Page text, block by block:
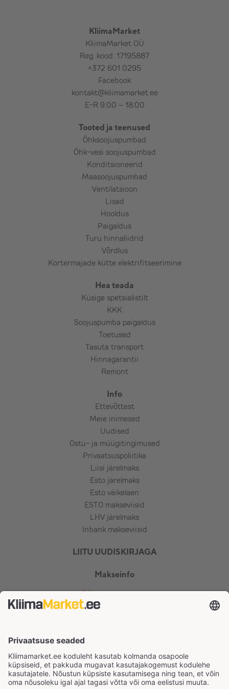
kondensatsiooniveevoolikut,
ühe (kuni 50 cm paksuse) seina läbimist,
v.a armeeritud betoon, maakivi, paas,
punane tellis jms (kokkuleppel),
elektertoidet: sise- või välisosa ligiduses
kuni 2,5 m kaugusel,
seadme põhifunktsioonide tutvustamist,
seadme testimist.
Lisatasu eest (vajadusel):
Välisosa maakinnitus ehk
õhksoojuspumba maaraam,
Kiviplaat välisosa alla,
Pikem torustik, pikem karbik,
Elektritoite toomine seadmeni,
Elektrikilpi automaadi paigaldus ja kaabli
Tõstuki kasutamine (kokkuleppel kuna
Teemantpuurimine – armeeritud betoon,
maakivi, paas, punane tellis jms
(kokkuleppel),
Lisamaterjalide vajaduse ja kulu selgitab
välja paigaldaja koostöös tellijaga. Reeglina
KliimaMarket
KliimaMarket OÜ
Reg. kood: 17195887
+372 601 0295
Facebook
kontakt@kliimamarket.ee
E-R 9:00 – 18:00
Tooted ja teenused
Õhksoojuspumbad
Õhk-vesi soojuspumbad
Konditsioneerid
Maasoojuspumbad
Ventilatsioon
Lisad
Hooldus
Paigaldus
Turu hinnaliidrid
Võrdlus
Kortermajade kütte elektrifitseerimine
Hea teada
Küsige spetsialistilt
KKK
Soojuspumba paigaldus
Toetused
Tasuta transport
Hinnagarantii
Remont
Info
Ettevõttest
Meie inimesed
Uudised
Ostu- ja müügitingimused
Privaatsuspoliitika
Liisi järelmaks
Esto järelmaks
Esto väikelaen
ESTO makseviisid
LHV järelmaks
Inbank makseviisid
LIITU UUDISKIRJAGA
Makseinfo